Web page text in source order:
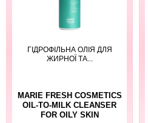
ГІДРОФІЛЬНА ОЛІЯ ДЛЯ
ЖИРНОЇ ТА...
MARIE FRESH COSMETICS
OIL-TO-MILK CLEANSER
FOR OILY SKIN